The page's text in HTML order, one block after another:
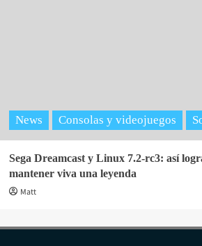
News Consolas y videojuegos
Sega Dreamcast y Linux 7.2-rc3: así
mantener viva una leyenda
Matt